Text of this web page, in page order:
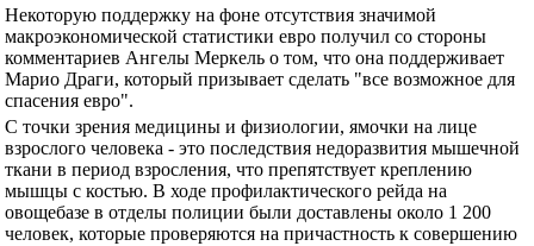
Некоторую поддержку на фоне отсутствия значимой
макроэкономической статистики евро получил со стороны
комментариев Ангелы Меркель о том, что она поддерживает
Марио Драги, который призывает сделать "все возможное для
спасения евро".
С точки зрения медицины и физиологии, ямочки на лице
взрослого человека - это последствия недоразвития мышечной
ткани в период взросления, что препятствует креплению
мышцы с костью. В ходе профилактического рейда на
овощебазе в отделы полиции были доставлены около 1 200
человек, которые проверяются на причастность к совершению